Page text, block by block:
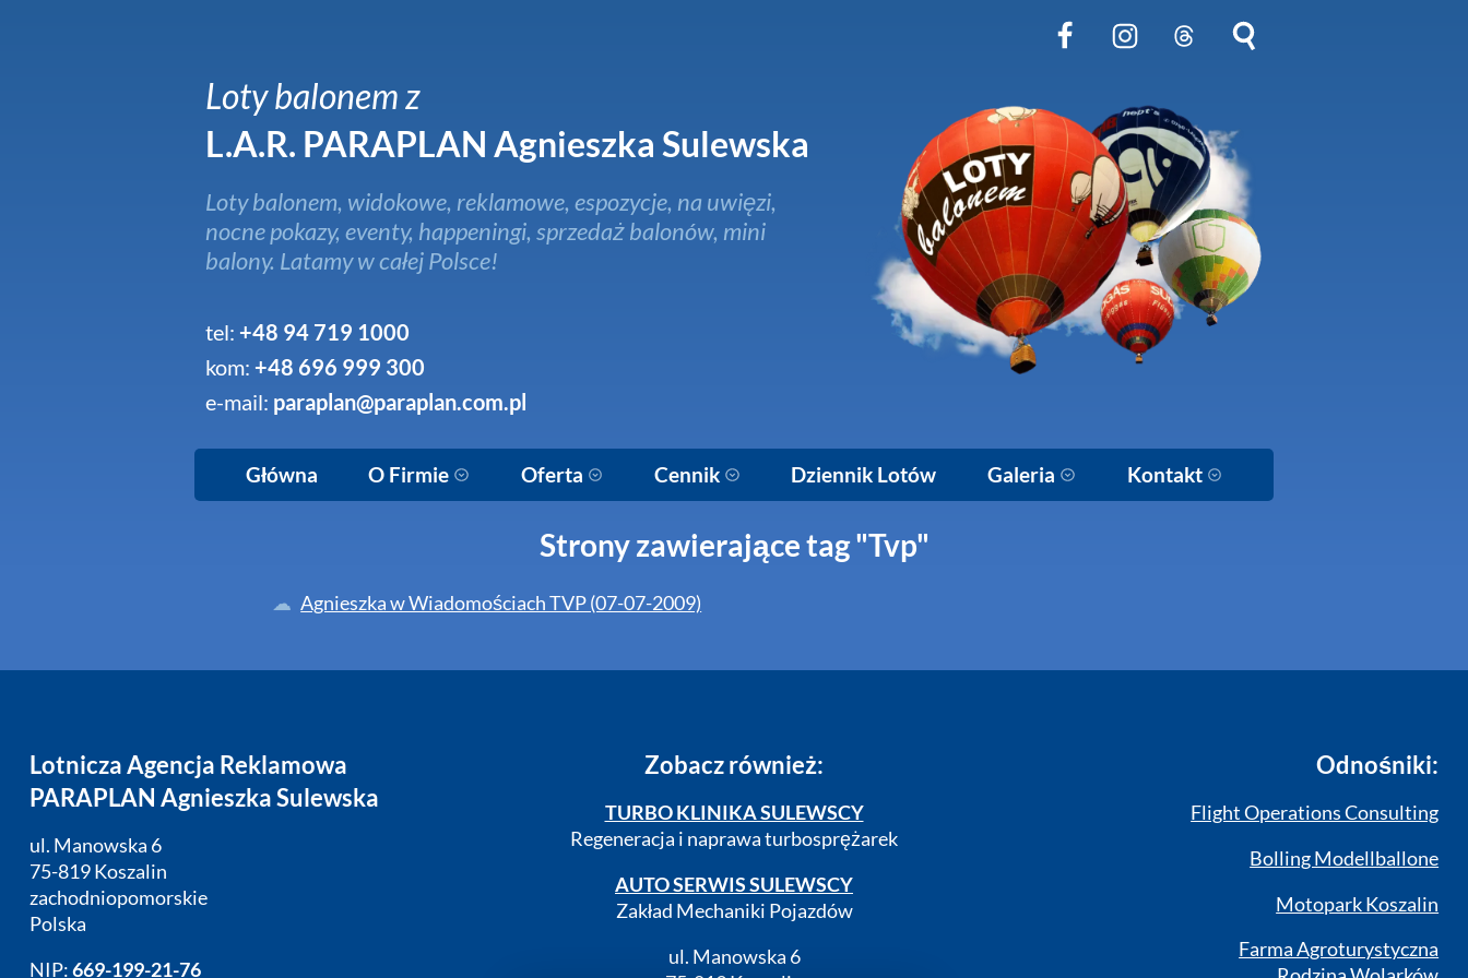
Loty balonem z
L.A.R. PARAPLAN Agnieszka Sulewska
Loty balonem, widokowe, reklamowe, espozycje, na uwięzi,
nocne pokazy, eventy, happeningi, sprzedaż balonów, mini
balony. Latamy w całej Polsce!
tel: +48 94 719 1000
kom: +48 696 999 300
e-mail: paraplan@paraplan.com.pl
Główna O Firmie Oferta Cennik Dziennik Lotów Galeria Kontakt
Strony zawierające tag "Tvp"
Agnieszka w Wiadomościach TVP (07-07-2009)
Lotnicza Agencja Reklamowa
PARAPLAN Agnieszka Sulewska
ul. Manowska 6
75-819 Koszalin
zachodniopomorskie
Polska
NIP:669-199-21-76
Zobacz również:
TURBO KLINIKA SULEWSCY
Regeneracja i naprawa turbosprężarek
AUTO SERWIS SULEWSCY
Zakład Mechaniki Pojazdów
ul. Manowska 6
Odnośniki:
Flight Operations Consulting
Bolling Modellballone
Motopark Koszalin
Farma Agroturystyczna